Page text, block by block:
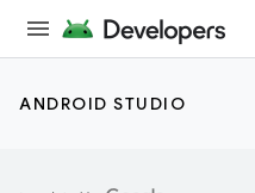
ANDROID STUDIO